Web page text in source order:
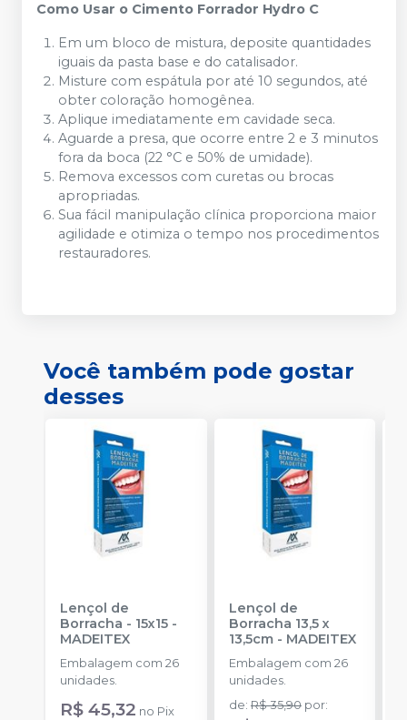
Como Usar o Cimento Forrador Hydro C
Em um bloco de mistura, deposite quantidades
iguais da pasta base e do catalisador.
Misture com espátula por até 10 segundos, até
obter coloração homogênea.
Aplique imediatamente em cavidade seca.
Aguarde a presa, que ocorre entre 2 e 3 minutos
fora da boca (22 °C e 50% de umidade).
Remova excessos com curetas ou brocas
apropriadas.
Sua fácil manipulação clínica proporciona maior
agilidade e otimiza o tempo nos procedimentos
restauradores.
Você também pode gostar
desses
Lençol de
Borracha - 15x15 -
MADEITEX
Embalagem com 26
unidades.
R$ 45,32 no Pix
Lençol de
Borracha 13,5 x
13,5cm- MADEITEX
Embalagem com 26
unidades.
de: R$ 35,90 por: